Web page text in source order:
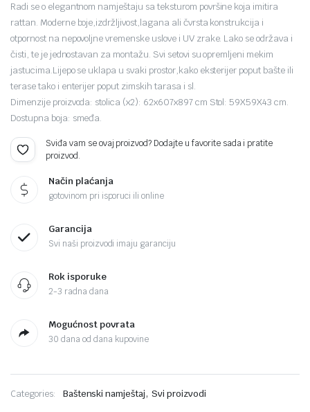
Radi se o elegantnom namještaju sa teksturom površine koja imitira
rattan. Moderne boje,izdržljivost,lagana ali čvrsta konstrukcija i
otpornost na nepovoljne vremenske uslove i UV zrake. Lako se održava i
čisti, te je jednostavan za montažu. Svi setovi su opremljeni mekim
jastucima.Lijepo se uklapa u svaki prostor,kako eksterijer poput bašte ili
terase tako i enterijer poput zimskih tarasa i sl.
Dimenzije proizvoda: stolica (x2): 62x607x897 cm Stol: 59X59X43 cm.
Dostupna boja: smeđa.
Sviđa vam se ovaj proizvod? Dodajte u favorite sada i pratite
proizvod.
Način plaćanja
gotovinom pri isporuci ili online
Garancija
Svi naši proizvodi imaju garanciju
Rok isporuke
2-3 radna dana
Mogućnost povrata
30 dana od dana kupovine
Categories: Baštenski namještaj,Svi proizvodi